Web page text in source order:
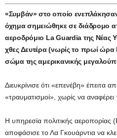
«Συμβάν» στο οποίο
όχημα σημειώθηκε σε διάδρομο
αεροδρόμιο La Guardia της Νέας
χθες Δευτέρα (νωρίς το πρωί
σώμα της αμερικανικής
Διευκρίνισε ότι «επενέβη» έπειτα
«τραυματισμοί», χωρίς να
Η υπηρεσία πολιτικής αεροπορίας
αποφάσισε το Λα Γκουάρντια να